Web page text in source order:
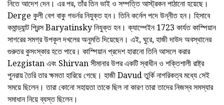
নিতে আদেশ দেন। এর পর, তাঁর তিন ভাই ও সম্পত্তি আস্ট্রকন পাঠানো হয়েছে।
Derge কুলী বেগ বাকু গভর্নর নিযুক্ত হন। তিনি কর্নেল পদে উন্নীত হন। হিসাবে
কমান্ড্যান্ট প্রিন্স Baryatinsky নিযুক্ত হন। ক্যাম্পেইন 1723 কার্যত কাস্পিয়ান
সাগরের সমগ্র উপকূল দখলের অনুমতি দিয়েছেন। এই, ঘুরে, হাজী দাউদ অবস্থানের
গুরুতর কুসংস্কার হতে পারে। কাস্পিয়ান প্রদেশ হারানো তিনি আসলে করার
Lezgistan এবং Shirvan সীমানার উপর একটি স্বাধীন ও শক্তিশালী রাষ্ট্র
পুনরায় তৈরি তার ক্ষমতা হারিয়ে গেছে। হাজী Davud তুর্কি নাগরিকত্ব মধ্যে সেই
সময়ে ছিলেন। তারা কোনো সহায়তা তাকে ছিল না কারণ তারা তাদের নিজস্ব সমস্যার
সমাধান নিয়ে ব্যস্ত ছিলেন।